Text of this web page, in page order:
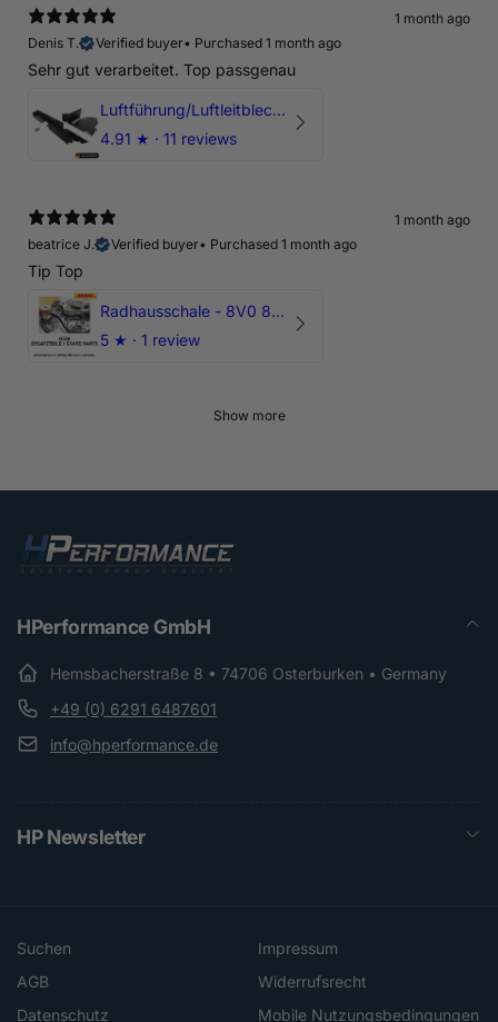
1 month ago
Denis T.
Verified buyer• Purchased 1 month ago
Sehr gut verarbeitet. Top passgenau
Luftführung/Luftleitblech 5" 125mm offene Ansaugung HPerformance
4.91 ★ · 11 reviews
1 month ago
beatrice J.
Verified buyer• Purchased 1 month ago
Tip Top
Radhausschale - 8V0 821 191 C - Original Ersatzteil für Audi RS3 Sportback
5 ★ · 1 review
Show more
HPerformance GmbH
Hemsbacherstraße 8 • 74706 Osterburken • Germany
+49 (0) 6291 6487601
info@hperformance.de
HP Newsletter
Suchen
Impressum
AGB
Widerrufsrecht
Datenschutz
Mobile Nutzungsbedingungen